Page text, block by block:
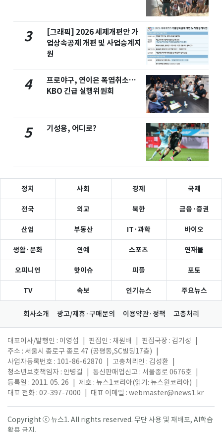
3
[그래픽] 2026 세제개편안 가
업상속공제 개편 및 사업승계지
원
4
프로야구, 연이은 폭염취소…
KBO 긴급 실행위원회
5 기성용, 어디로?
정치 사회 경제 국제
전국 외교 북한 금융·증권
산업 부동산 IT·과학 바이오
생활·문화 연예 스포츠 연재물
오피니언 핫이슈 피플 포토
TV 속보 인기뉴스 주요뉴스
회사소개 광고/제휴·구매문의 이용약관·정책 고충처리
대표이사/발행인 : 이영섭 편집인 : 채원배 편집국장 : 김기성
주소 : 서울시 종로구 종로 47 (공평동,SC빌딩17층)
사업자등록번호 : 101-86-62870
고충처리인 : 김성환
청소년보호책임자 : 안병길
통신판매업신고 : 서울종로 0676호
등록일 : 2011. 05. 26
제호 : 뉴스1코리아(읽기: 뉴스원코리아)
대표 전화 : 02-397-7000
대표 이메일 : webmaster@news1.kr
Copyright ⓒ 뉴스1. All rights reserved. 무단 사용 및 재배포, AI학습
활용 금지.